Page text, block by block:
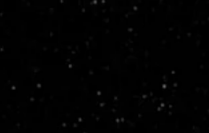
Recruitment service url to